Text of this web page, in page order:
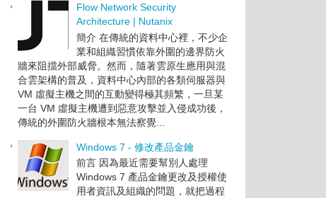
Flow Network Security
Architecture | Nutanix
簡介 在傳統的資料中心裡，不少企
業和組織習慣依靠外圍的邊界防火
牆來阻擋外部威脅。然而，隨著雲原生應用與混
合雲架構的普及，資料中心內部的各類伺服器與
VM 虛擬主機之間的互動變得極其頻繁，一旦某
一台 VM 虛擬主機遭到惡意攻擊並入侵成功後，
傳統的外圍防火牆根本無法察覺...
Windows 7 - 修改產品金鑰
前言 因為最近需要幫別人處理
Windows 7 產品金鑰更改及授權使
用者資訊及組織的問題，就把過程